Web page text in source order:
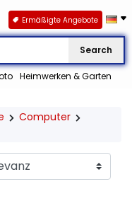
Search
Heimwerken & Garten
Ermäßigte Angebote
Computer